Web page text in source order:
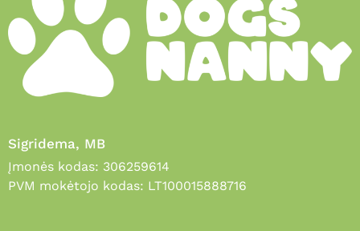
Sigridema, MB
Įmonės kodas: 306259614
PVM mokėtojo kodas: LT100015888716